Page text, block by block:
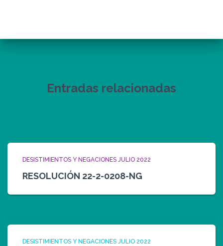
Entradas relacionadas
DESISTIMIENTOS Y NEGACIONES JULIO 2022
RESOLUCIÓN 22-2-0208-NG
DESISTIMIENTOS Y NEGACIONES JULIO 2022